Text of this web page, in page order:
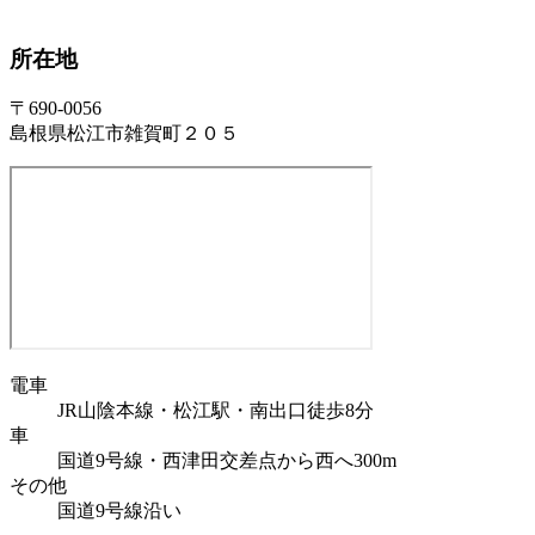
所在地
〒690-0056
島根県松江市雑賀町２０５
電車
JR山陰本線・松江駅・南出口徒歩8分
車
国道9号線・西津田交差点から西へ300m
その他
国道9号線沿い